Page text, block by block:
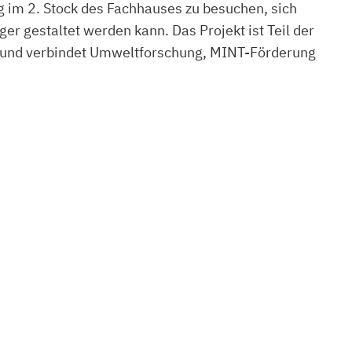
2. Stock des Fachhauses zu besuchen, sich
gestaltet werden kann. Das Projekt ist Teil der
verbindet Umweltforschung, MINT-Förderung